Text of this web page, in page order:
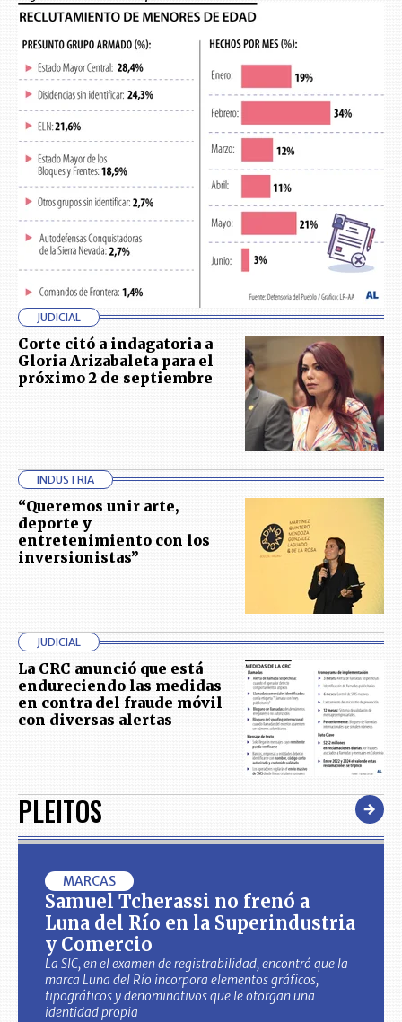
JUDICIAL
Corte citó a indagatoria a
Gloria Arizabaleta para el
próximo 2 de septiembre
INDUSTRIA
“Queremos unir arte,
deporte y
entretenimiento con los
inversionistas”
JUDICIAL
La CRC anunció que está
endureciendo las medidas
en contra del fraude móvil
con diversas alertas
PLEITOS
MARCAS
Samuel Tcherassi no frenó a
Luna del Río en la Superindustria
y Comercio
La SIC, en el examen de registrabilidad, encontró que la
marca Luna del Río incorpora elementos gráficos,
tipográficos y denominativos que le otorgan una
identidad propia